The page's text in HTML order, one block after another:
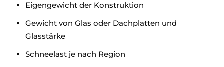
Eigengewicht der Konstruktion
Gewicht von Glas oder Dachplatten und
Glasstärke
Schneelast je nach Region